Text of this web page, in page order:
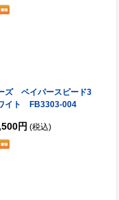
ズ ベイパースピード3
イト FB3303-004
円 (税込)